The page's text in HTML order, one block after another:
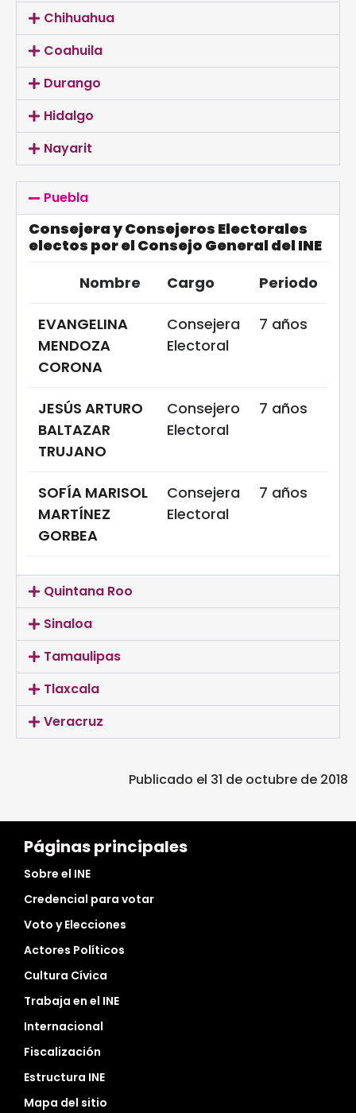
Chihuahua
Coahuila
Durango
Hidalgo
Nayarit
Puebla
Consejera y Consejeros Electorales
electos por el Consejo General del INE
Nombre
Cargo Periodo
EVANGELINA
MENDOZA
CORONA
Consejera
Electoral
7 años
JESÚS ARTURO
BALTAZAR
TRUJANO
Consejero
Electoral
7 años
SOFÍA MARISOL
MARTÍNEZ
GORBEA
Consejera
Electoral
7 años
Quintana Roo
Sinaloa
Tamaulipas
Tlaxcala
Veracruz
Publicado el 31 de octubre de 2018
Páginas principales
Sobre el INE
Credencial para votar
Voto y Elecciones
Actores Políticos
Cultura Cívica
Trabaja en el INE
Internacional
Fiscalización
Estructura INE
Mapa del sitio